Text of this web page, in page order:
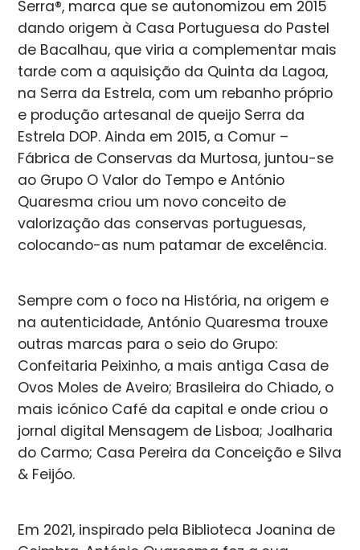
Serra®, marca que se autonomizou em 2015
dando origem à Casa Portuguesa do Pastel
de Bacalhau, que viria a complementar mais
tarde com a aquisição da Quinta da Lagoa,
na Serra da Estrela, com um rebanho próprio
e produção artesanal de queijo Serra da
Estrela DOP. Ainda em 2015, a Comur –
Fábrica de Conservas da Murtosa, juntou-se
ao Grupo O Valor do Tempo e António
Quaresma criou um novo conceito de
valorização das conservas portuguesas,
colocando-as num patamar de excelência.
Sempre com o foco na História, na origem e
na autenticidade, António Quaresma trouxe
outras marcas para o seio do Grupo:
Confeitaria Peixinho, a mais antiga Casa de
Ovos Moles de Aveiro; Brasileira do Chiado, o
mais icónico Café da capital e onde criou o
jornal digital Mensagem de Lisboa; Joalharia
do Carmo; Casa Pereira da Conceição e Silva
& Feijóo.
Em 2021, inspirado pela Biblioteca Joanina de